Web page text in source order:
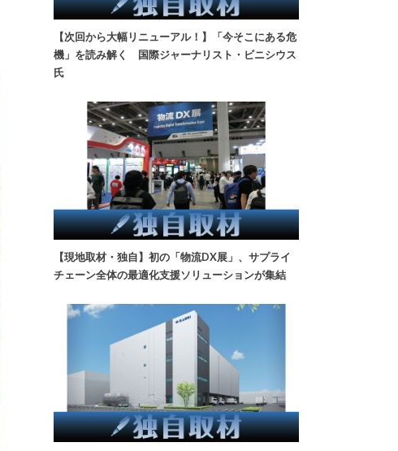
【次回から大幅リニューアル！】「今そこにある危
機」を読み解く 国際ジャーナリスト・ビニシウス
氏
【現地取材・独自】初の「物流DX展」、サプライ
チェーン全体の最適化支援ソリューションが集結